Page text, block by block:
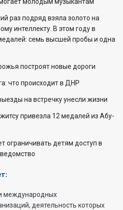
молодым музыкантам
раз подряд взяла золото на
интеллекту. В этом году в
семь высшей пробы и одна
построят новые дороги
что происходит в ДНР
на встречку унесли жизни
привезла 12 медалей из Абу-
ограничивать детям доступ в
международных
деятельность которых